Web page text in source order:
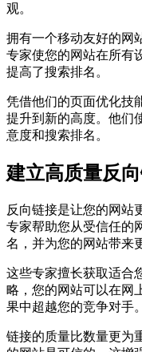
观。
拥有一个移动友好的网
专家使您的网站在所有
提高了搜索排名。
凭借他们的页面优化技
提升到新的高度。他们
意度和搜索排名。
建立高质量反
反向链接是让您的网站
专家帮助您从受信任的
名，并为您的网站带来
这些专家擅长获取适合
略，您的网站可以在网
果中超越您的竞争对手。
链接的质量比数量更为